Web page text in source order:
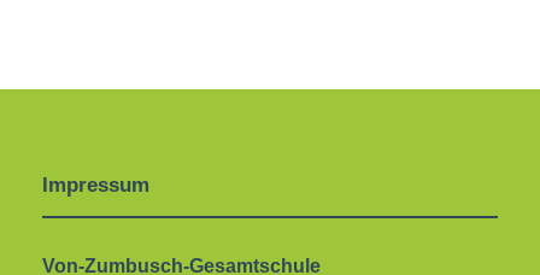
Impressum
Von-Zumbusch-Gesamtschule